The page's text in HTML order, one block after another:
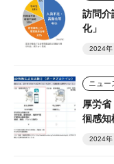
訪問
化」
2024年
ニュー
厚労
徊感知
2024年